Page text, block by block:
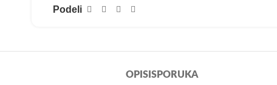
Podeli
OPISISPORUKA